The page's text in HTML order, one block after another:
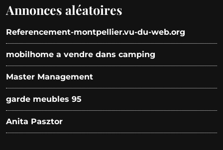
Annonces aléatoires
Referencement-montpellier.vu-du-web.org
mobilhome a vendre dans camping
Master Management
garde meubles 95
Anita Pasztor